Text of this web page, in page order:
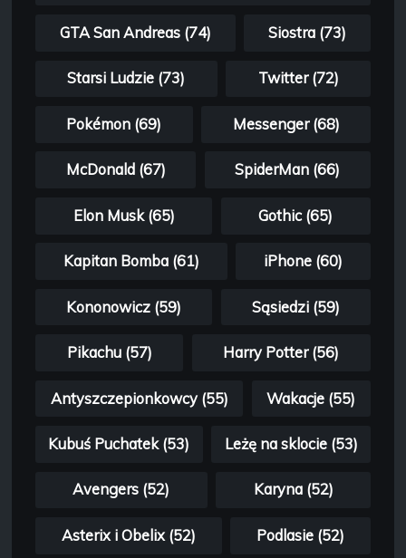
GTA San Andreas (74) Siostra (73)
Starsi Ludzie (73) Twitter (72)
Pokémon (69) Messenger (68)
McDonald (67) SpiderMan (66)
Elon Musk (65) Gothic (65)
Kapitan Bomba (61) iPhone (60)
Kononowicz (59) Sąsiedzi (59)
Pikachu (57) Harry Potter (56)
Antyszczepionkowcy (55) Wakacje (55)
Kubuś Puchatek (53) Leżę na sklocie (53)
Avengers (52) Karyna (52)
Asterix i Obelix (52) Podlasie (52)